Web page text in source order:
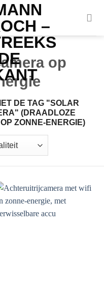
op
DE TAG "SOLAR
(DRAADLOZE
ZONNE-ENERGIE)